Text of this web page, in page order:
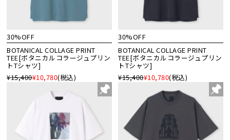
30%OFF
BOTANICAL COLLAGE PRINT
TEE[ボタニカルコラージュプリン
トTシャツ]
¥15,400¥10,780(税込)
30%OFF
BOTANICAL COLLAGE PRINT
TEE[ボタニカルコラージュプリン
トTシャツ]
¥15,400¥10,780(税込)